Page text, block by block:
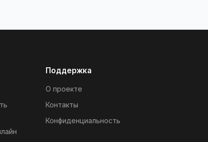
Поддержка
О проекте
Контакты
Конфиденциальность